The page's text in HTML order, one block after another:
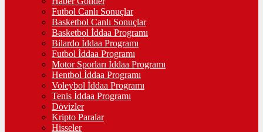
Futbol Canlı Sonuçlar
Basketbol Canlı Sonuçlar
Basketbol İddaa Programı
Bilardo İddaa Programı
Futbol İddaa Programı
Motor Sporları İddaa Programı
Hentbol İddaa Programı
Voleybol İddaa Programı
Tenis İddaa Programı
Dövizler
Kripto Paralar
Hisseler